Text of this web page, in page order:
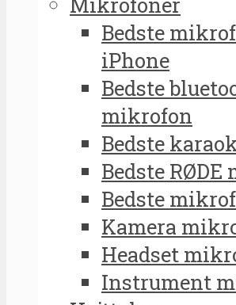
Bedste
iPhone
Bedste
mikrofon
Bedste
Bedste
Bedste
Kamera
Headset
Instrument